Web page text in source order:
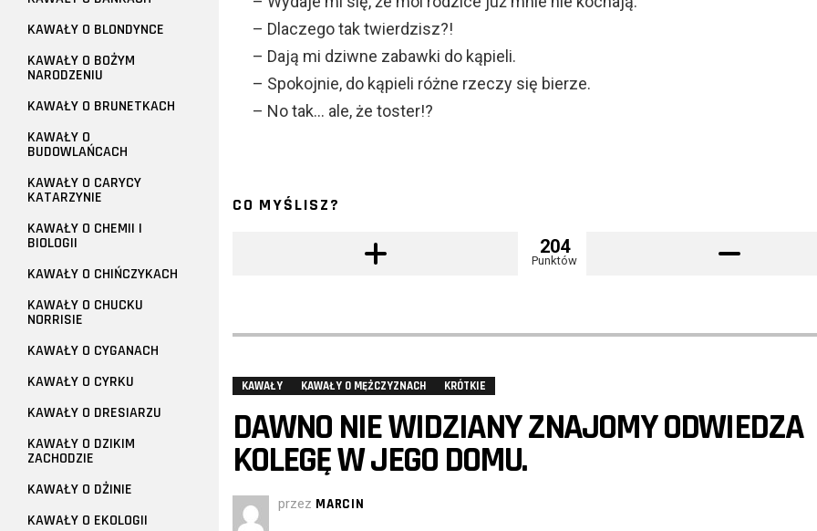
– Dlaczego tak twierdzisz?!
– Dają mi dziwne zabawki do kąpieli.
– Spokojnie, do kąpieli różne rzeczy się bierze.
– No tak… ale, że toster!?
CO MYŚLISZ?
204
Punktów
KAWAŁY KAWAŁY O MĘŻCZYZNACH KRÓTKIE
DAWNO NIE WIDZIANY ZNAJOMY ODWIEDZA
KOLEGĘ W JEGO DOMU.
przez MARCIN
KAWAŁY O BLONDYNCE
KAWAŁY O BOŻYM
NARODZENIU
KAWAŁY O BRUNETKACH
KAWAŁY O
BUDOWLAŃCACH
KAWAŁY O CARYCY
KATARZYNIE
KAWAŁY O CHEMII I
BIOLOGII
KAWAŁY O CHIŃCZYKACH
KAWAŁY O CHUCKU
NORRISIE
KAWAŁY O CYGANACH
KAWAŁY O CYRKU
KAWAŁY O DRESIARZU
KAWAŁY O DZIKIM
ZACHODZIE
KAWAŁY O DŻINIE
KAWAŁY O EKOLOGII